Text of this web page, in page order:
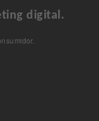
digital.